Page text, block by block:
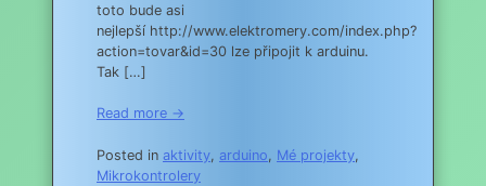
toto bude asi
nejlepší http://www.elektromery.com/index.php?
action=tovar&id=30 lze připojit k arduinu.
Tak […]
Read more →
Posted in aktivity, arduino, Mé projekty,
Mikrokontrolery